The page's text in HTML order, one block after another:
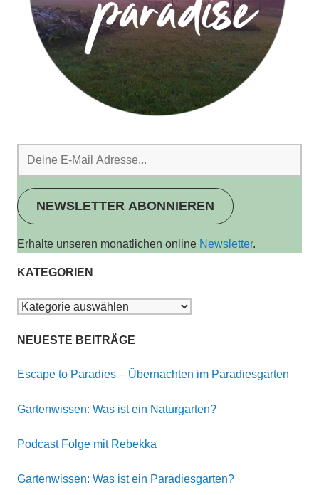
NEWSLETTER ABONNIEREN
Erhalte unseren monatlichen online Newsletter.
KATEGORIEN
Kategorien
NEUESTE BEITRÄGE
Escape to Paradies – Übernachten im Paradiesgarten
Gartenwissen: Was ist ein Naturgarten?
Podcast Folge mit Rebekka
Gartenwissen: Was ist ein Paradiesgarten?